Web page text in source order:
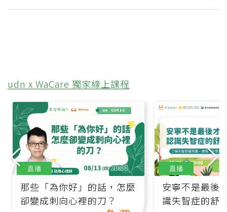
udn x WaCare 獨家線上課程
那些「為你好」的話，怎麼
卻變成刺向心裡的刀？
直播
安寧不是最後
識失智症的舒
直播